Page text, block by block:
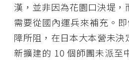
漢，並非因為花園口決堤，
需要從國內運兵來補充。
障所阻，在日本大本營未決
新擴建的 10 個師團未派至